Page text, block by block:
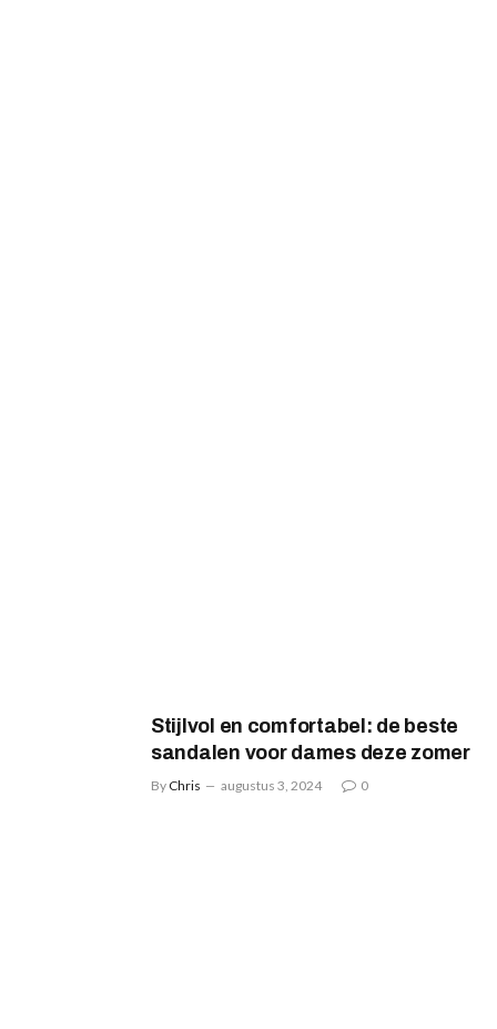
Stijlvol en comfortabel: de beste
sandalen voor dames deze zomer
By Chris augustus 3, 2024 0